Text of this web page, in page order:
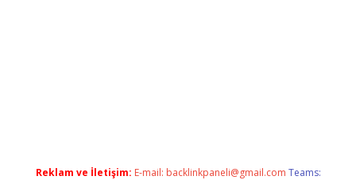
Reklam ve İletişim: E-mail: backlinkpaneli@gmail.com Teams: